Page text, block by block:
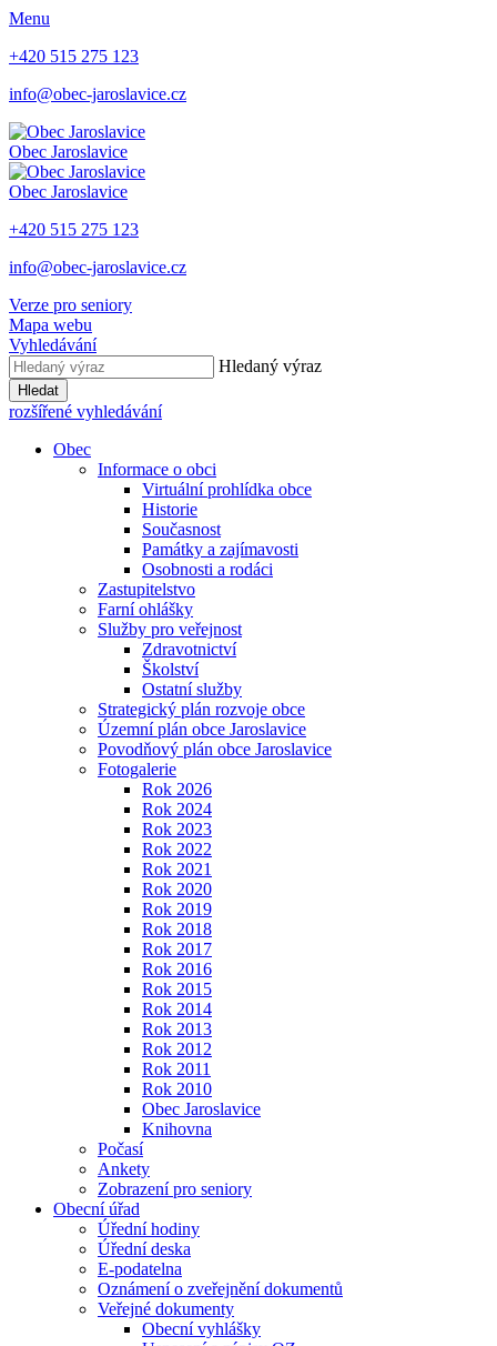
Menu
+420 515 275 123
info@obec-jaroslavice.cz
Obec Jaroslavice
Obec Jaroslavice
+420 515 275 123
info@obec-jaroslavice.cz
Verze pro seniory
Mapa webu
Vyhledávání
Hledaný výraz
Hledat
rozšířené vyhledávání
Obec
Informace o obci
Virtuální prohlídka obce
Historie
Současnost
Památky a zajímavosti
Osobnosti a rodáci
Zastupitelstvo
Farní ohlášky
Služby pro veřejnost
Zdravotnictví
Školství
Ostatní služby
Strategický plán rozvoje obce
Územní plán obce Jaroslavice
Povodňový plán obce Jaroslavice
Fotogalerie
Rok 2026
Rok 2024
Rok 2023
Rok 2022
Rok 2021
Rok 2020
Rok 2019
Rok 2018
Rok 2017
Rok 2016
Rok 2015
Rok 2014
Rok 2013
Rok 2012
Rok 2011
Rok 2010
Obec Jaroslavice
Knihovna
Počasí
Ankety
Zobrazení pro seniory
Obecní úřad
Úřední hodiny
Úřední deska
E-podatelna
Oznámení o zveřejnění dokumentů
Veřejné dokumenty
Obecní vyhlášky